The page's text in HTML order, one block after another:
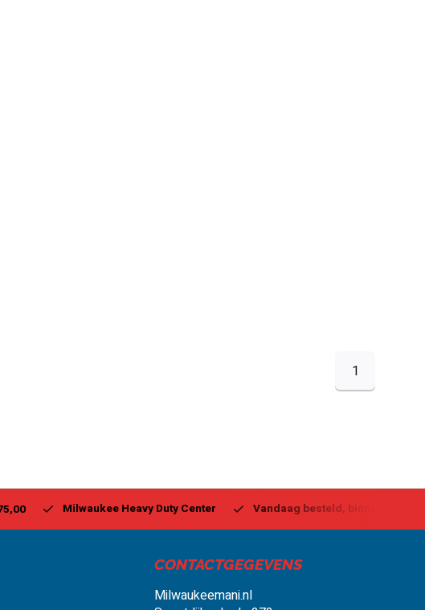
1
Milwaukee Heavy Duty Center Vandaag besteld, binnen 1-2 dagen
CONTACTGEGEVENS
Milwaukeemani.nl